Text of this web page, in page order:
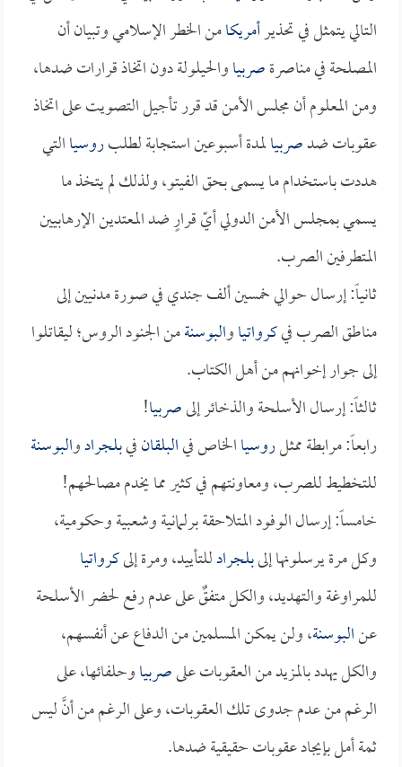
التالي يتمثل في تحذيرأمريكامن الخطر الإسلامي وتبيان أن
المصلحة في مناصرةصربياوالحيلولة دون اتخاذ قرارات ضدها،
ومن المعلوم أن مجلس الأمن قد قرر تأجيل التصويت على اتخاذ
عقوبات ضدصربيالمدة أسبوعين استجابة لطلبروسياالتي
هددت باستخدام ما يسمى بحق الفيتو، ولذلك لم يتخذ ما
يسمي بمجلس الأمن الدولي أيّ قرارٍ ضد المعتدين الإرهابيين
المتطرفين الصرب.
ثانياً: إرسال حوالي خمسين ألف جندي في صورة مدنيين إلى
مناطق الصرب فيكرواتياوالبوسنةمن الجنود الروس؛ ليقاتلوا
إلى جوار إخوانهم من أهل الكتاب.
ثالثاً: إرسال الأسلحة والذخائر إلىصربيا!
رابعاً: مرابطة ممثلروسياالخاص فيالبلقانفيبلجرادوالبوسنة
للتخطيط للصرب، ومعاونتهم في كثير مما يخدم مصالحهم!
خامساً: إرسال الوفود المتلاحقة برلمانية وشعبية وحكومية،
وكل مرة يرسلونها إلىبلجرادللتأييد، ومرة إلىكرواتيا
للمراوغة والتهديد، والكل متفقٌ على عدم رفع لحضر الأسلحة
عنالبوسنة، ولن يمكن المسلمين من الدفاع عن أنفسهم،
والكل يهدد بالمزيد من العقوبات علىصربياوحلفائها، على
الرغم من عدم جدوى تلك العقوبات، وعلى الرغم من أنَّ ليس
ثمة أمل بإيجاد عقوبات حقيقية ضدها.